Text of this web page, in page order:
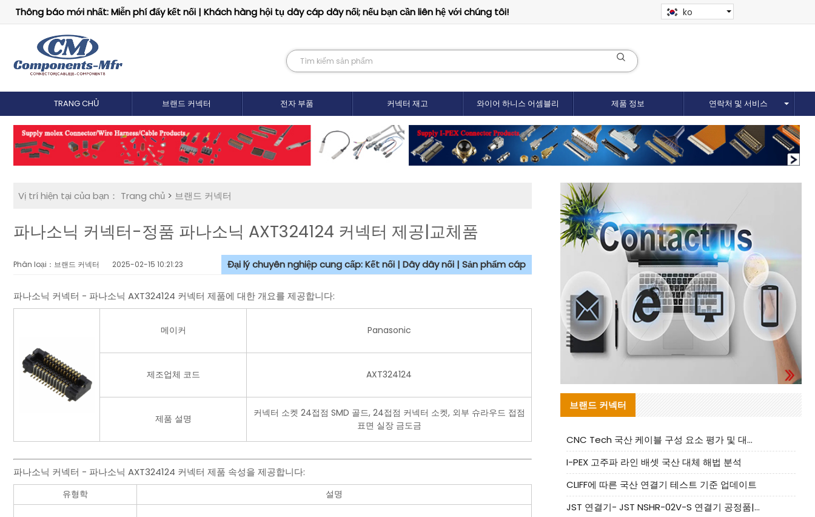
Thông báo mới nhất: Miễn phí đẩy kết nối | Khách hàng hội tụ dây cáp dây nối; nếu bạn cần liên hệ với chúng tôi! ko
TRANG CHỦ 브랜드 커넥터 전자 부품 커넥터 재고 와이어 하니스 어셈블리 제품 정보 연락처 및 서비스
Vị trí hiện tại của bạn： Trang chủ > 브랜드 커넥터
파나소닉 커넥터-정품 파나소닉 AXT324124 커넥터 제공|교체품
Phân loại：브랜드 커넥터 2025-02-15 10:21:23 Đại lý chuyên nghiệp cung cấp: Kết nối | Dây dây nối | Sản phẩm cáp
파나소닉 커넥터 - 파나소닉 AXT324124 커넥터 제품에 대한 개요를 제공합니다:
메이커 Panasonic
제조업체 코드 AXT324124
제품 설명
커넥터 소켓 24접점 SMD 골드, 24접점 커넥터 소켓, 외부 슈라우드 접점
표면 실장 금도금
파나소닉 커넥터 - 파나소닉 AXT324124 커넥터 제품 속성을 제공합니다:
유형학 설명
브랜드 커넥터
CNC Tech 국산 케이블 구성 요소 평가 및 대량 생산 적합성 가이드
I-PEX 고주파 라인 배셋 국산 대체 해법 분석
CLIFF에 따른 국산 연결기 테스트 기준 업데이트
JST 연결기- JST NSHR-02V-S 연결기 공정품|대체품 제공